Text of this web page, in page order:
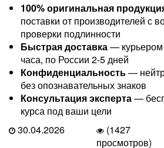
100% оригинальная
поставки от производителей с
проверки подлинности
Быстрая доставка— курьером
часа, по России 2-5 дней
Конфиденциальность—
без опознавательных знаков
Консультация эксперта—
курса под ваши цели
30.04.2026
(1427
просмотров)